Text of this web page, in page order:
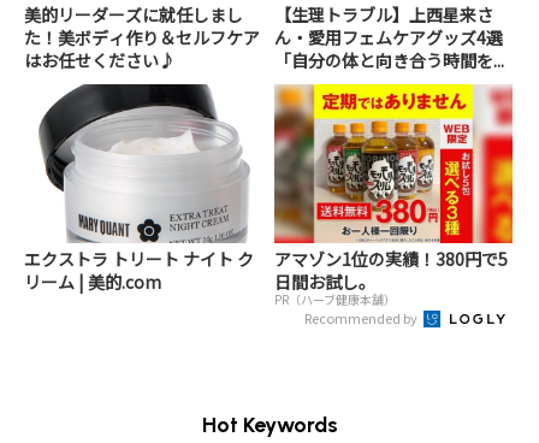
美的リーダーズに就任しまし
た！美ボディ作り＆セルフケア
はお任せください♪
【生理トラブル】上西星来さ
ん・愛用フェムケアグッズ4選
「自分の体と向き合う時間を...
エクストラ トリート ナイト ク
リーム | 美的.com
アマゾン1位の実績！380円で5
日間お試し。
PR（ハーブ健康本舗）
Recommended by
Hot Keywords